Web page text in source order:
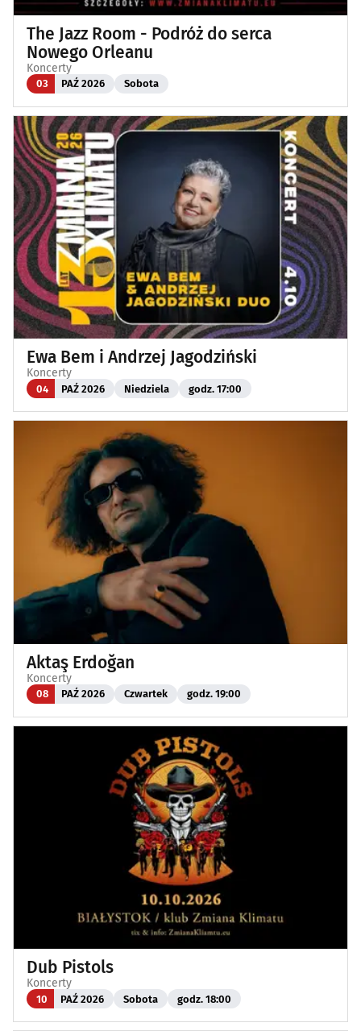
The Jazz Room - Podróż do serca
Nowego Orleanu
Koncerty
03 PAŹ 2026 Sobota
Ewa Bem i Andrzej Jagodziński
Koncerty
04 PAŹ 2026 Niedziela godz. 17:00
Aktaş Erdoğan
Koncerty
08 PAŹ 2026 Czwartek godz. 19:00
Dub Pistols
Koncerty
10 PAŹ 2026 Sobota godz. 18:00